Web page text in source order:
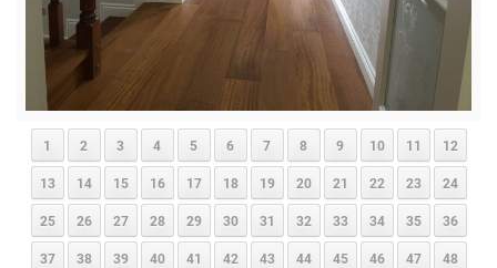
1 2 3 4 5 6 7 8 9 10 11 12
13 14 15 16 17 18 19 20 21 22 23 24
25 26 27 28 29 30 31 32 33 34 35 36
37 38 39 40 41 42 43 44 45 46 47 48